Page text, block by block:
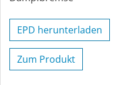
EPD herunterladen
Zum Produkt